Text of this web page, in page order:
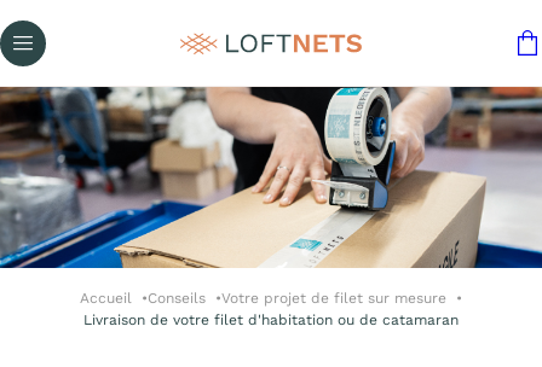
Accueil Conseils
Votre projet de filet sur mesure
Livraison de votre filet d'habitation ou de catamaran